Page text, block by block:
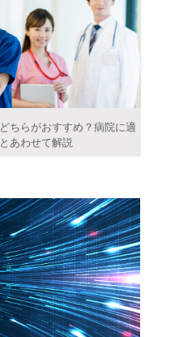
ちらがおすすめ？病院に適
あわせて解説